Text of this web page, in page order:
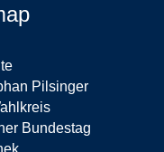
Pilsinger
Bundestag